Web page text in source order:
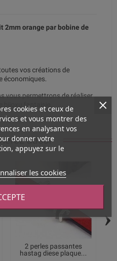
2mm orange par bobine de
vos créations de
économiques.
vous permettrons de réaliser
bijoxu fantaisie.
aussi
2 perles passantes
hastag diese plaque...
›
cookies et ceux de
et vous montrer des
en analysant vos
donner votre
appuyez sur le
les cookies